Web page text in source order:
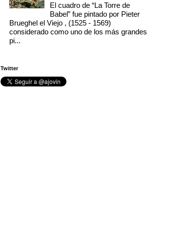
El cuadro de “La Torre de
Babel” fue pintado por Pieter
Brueghel el Viejo , (1525 - 1569)
considerado como uno de los más grandes
pi...
Twitter